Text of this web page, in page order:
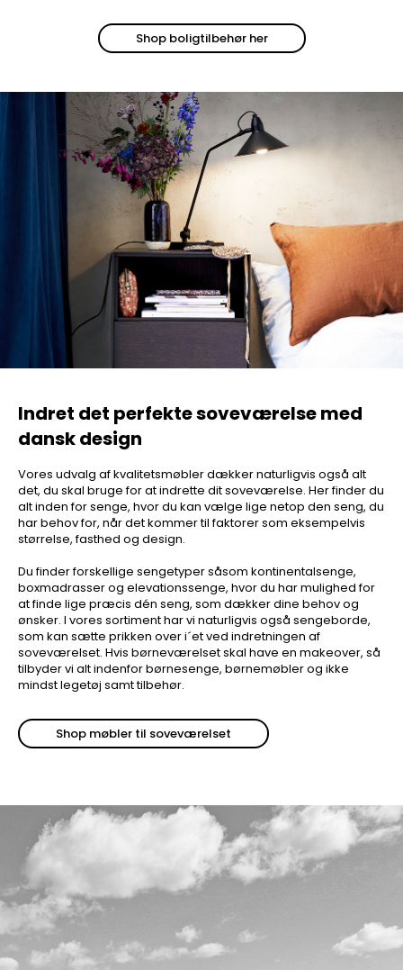
Shop boligtilbehør her
Indret det perfekte soveværelse med
dansk design
Vores udvalg af kvalitetsmøbler dækker naturligvis også alt
det, du skal bruge for at indrette dit soveværelse. Her finder du
alt inden for senge, hvor du kan vælge lige netop den seng, du
har behov for, når det kommer til faktorer som eksempelvis
størrelse, fasthed og design.
Du finder forskellige sengetyper såsom kontinentalsenge,
boxmadrasser og elevationssenge, hvor du har mulighed for
at finde lige præcis dén seng, som dækker dine behov og
ønsker. I vores sortiment har vi naturligvis også sengeborde,
som kan sætte prikken over i´et ved indretningen af
soveværelset. Hvis børneværelset skal have en makeover, så
tilbyder vi alt indenfor børnesenge, børnemøbler og ikke
mindst legetøj samt tilbehør.
Shop møbler til soveværelset